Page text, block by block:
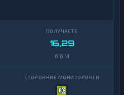
16,29
6,6 M